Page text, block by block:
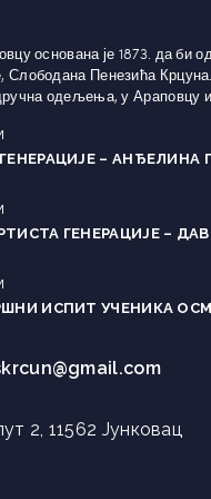
основана је 1873. да би
Пенезића
одељења, у Араповцу
– АНЂЕЛИНА
ГЕНЕРАЦИЈЕ –
ИСПИТ УЧЕНИКА
2, 11562 Јунковац